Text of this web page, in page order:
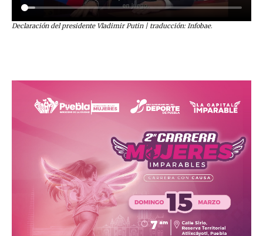
Declaración del presidente Vladimir Putin | traducción: Infobae.